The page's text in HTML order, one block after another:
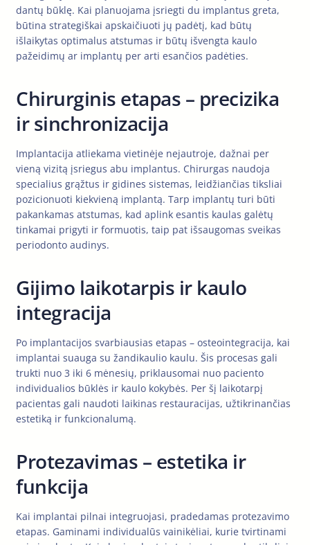
dantų būklę. Kai planuojama įsriegti du implantus greta,
būtina strategiškai apskaičiuoti jų padėtį, kad būtų
išlaikytas optimalus atstumas ir būtų išvengta kaulo
pažeidimų ar implantų per arti esančios padėties.
Chirurginis etapas – precizika
ir sinchronizacija
Implantacija atliekama vietinėje nejautroje, dažnai per
vieną vizitą įsriegus abu implantus. Chirurgas naudoja
specialius grąžtus ir gidines sistemas, leidžiančias tiksliai
pozicionuoti kiekvieną implantą. Tarp implantų turi būti
pakankamas atstumas, kad aplink esantis kaulas galėtų
tinkamai prigyti ir formuotis, taip pat išsaugomas sveikas
periodonto audinys.
Gijimo laikotarpis ir kaulo
integracija
Po implantacijos svarbiausias etapas – osteointegracija, kai
implantai suauga su žandikaulio kaulu. Šis procesas gali
trukti nuo 3 iki 6 mėnesių, priklausomai nuo paciento
individualios būklės ir kaulo kokybės. Per šį laikotarpį
pacientas gali naudoti laikinas restauracijas, užtikrinančias
estetiką ir funkcionalumą.
Protezavimas – estetika ir
funkcija
Kai implantai pilnai integruojasi, pradedamas protezavimo
etapas. Gaminami individualūs vainikėliai, kurie tvirtinami